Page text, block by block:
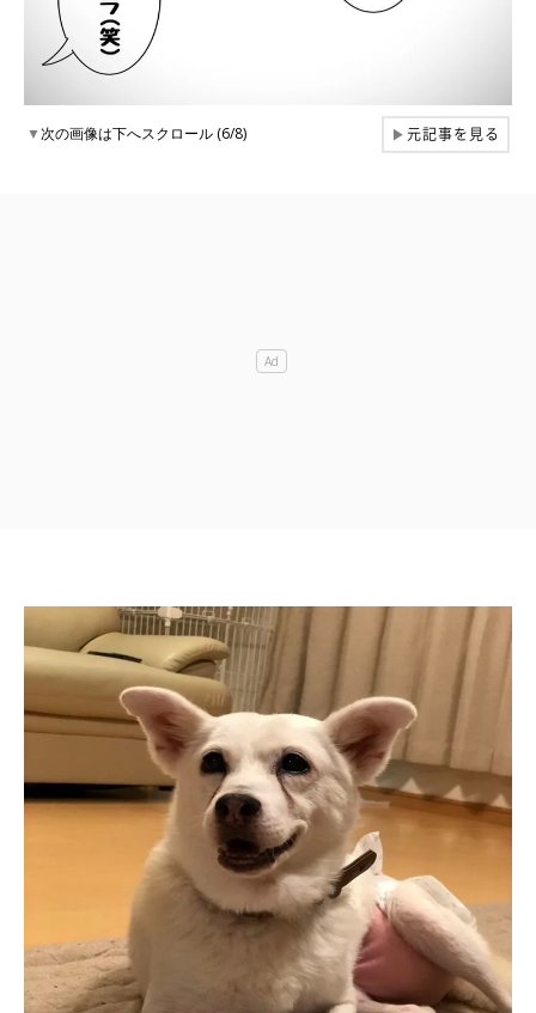
▼次の画像は下へスクロール (6/8) ▶元記事を見る